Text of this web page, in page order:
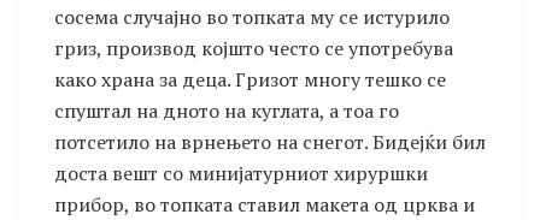
сосема случајно во топката му се истурило
гриз, производ којшто често се употребува
како храна за деца. Гризот многу тешко се
спуштал на дното на куглата, а тоа го
потсетило на врнењето на снегот. Бидејќи бил
доста вешт со минијатурниот хируршки
прибор, во топката ставил макета од црква и